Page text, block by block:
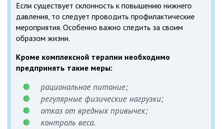
Если существует склонность к повышению нижнего
давления, то следует проводить профилактические
мероприятия. Особенно важно следить за своим
образом жизни.
Кроме комплексной терапии необходимо
предпринять такие меры:
рациональное питание;
регулярные физические нагрузки;
отказ от вредных привычек;
контроль веса.